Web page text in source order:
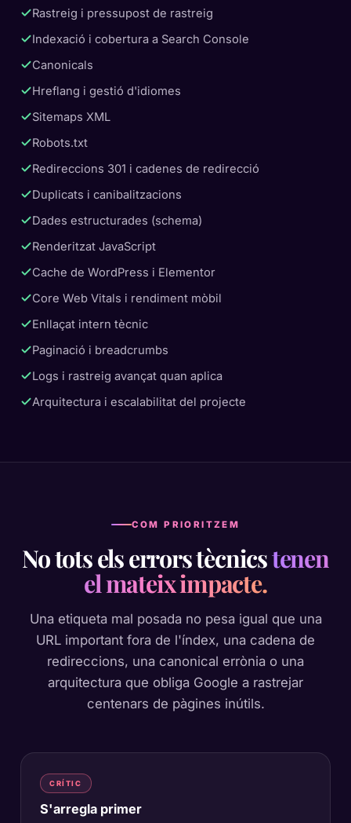
Rastreig i pressupost de rastreig
Indexació i cobertura a Search Console
Canonicals
Hreflang i gestió d'idiomes
Sitemaps XML
Robots.txt
Redireccions 301 i cadenes de redirecció
Duplicats i canibalitzacions
Dades estructurades (schema)
Renderitzat JavaScript
Cache de WordPress i Elementor
Core Web Vitals i rendiment mòbil
Enllaçat intern tècnic
Paginació i breadcrumbs
Logs i rastreig avançat quan aplica
Arquitectura i escalabilitat del projecte
COM PRIORITZEM
No tots els errors tècnicstenen
el mateix impacte.
Una etiqueta mal posada no pesa igual que una
URL important fora de l'índex, una cadena de
redireccions, una canonical errònia o una
arquitectura que obliga Google a rastrejar
centenars de pàgines inútils.
CRÍTIC
S'arregla primer